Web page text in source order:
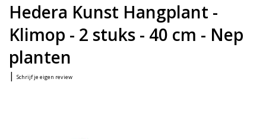
Hedera Kunst Hangplant -
Klimop - 2 stuks - 40 cm - Nep
planten
| Schrijf je eigen review